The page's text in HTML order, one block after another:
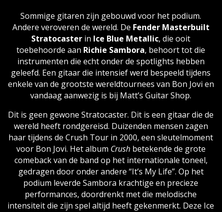
Sommige gitaren zijn gebouwd voor het podium.
Andere veroveren de wereld. De Fender Masterbuilt
Stratocaster in Ice Blue Metallic, die ooit
toebehoorde aan Richie Sambora, behoort tot die
instrumenten die echt onder de spotlights hebben
geleefd. Een gitaar die intensief werd bespeeld tijdens
enkele van de grootste wereldtournees van Bon Jovi en
vandaag aanwezig is bij Matt’s Guitar Shop.
Dit is geen gewone Stratocaster. Dit is een gitaar die de
wereld heeft rondgereisd. Duizenden mensen zagen
haar tijdens de Crush Tour in 2000, een sleutelmoment
voor Bon Jovi. Het album Crushbetekende de grote
comeback van de band op het internationale toneel,
gedragen door onder andere “It’s My Life”. Op het
podium leverde Sambora krachtige en precieze
performances, doordrenkt met die melodische
intensiteit die zijn spel altijd heeft gekenmerkt. Deze Ice